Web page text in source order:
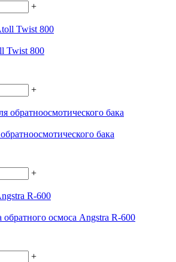
+
Twist 800
+
бака
+
осмоса Angstra R-600
+